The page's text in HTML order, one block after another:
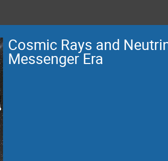
Cosmic Rays and
Messenger Era